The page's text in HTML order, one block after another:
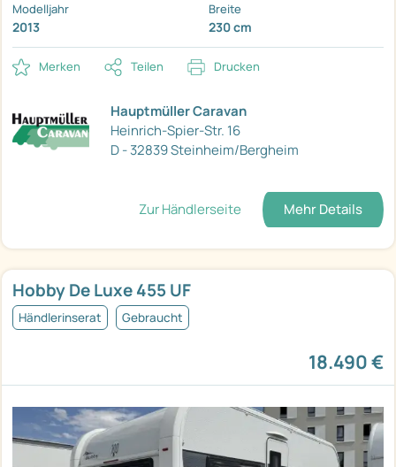
Modelljahr
2013
Breite
230 cm
Merken Teilen Drucken
Hauptmüller Caravan
Heinrich-Spier-Str. 16
D - 32839 Steinheim/Bergheim
Zur Händlerseite Mehr Details
Hobby De Luxe 455 UF
Händlerinserat Gebraucht
18.490 €